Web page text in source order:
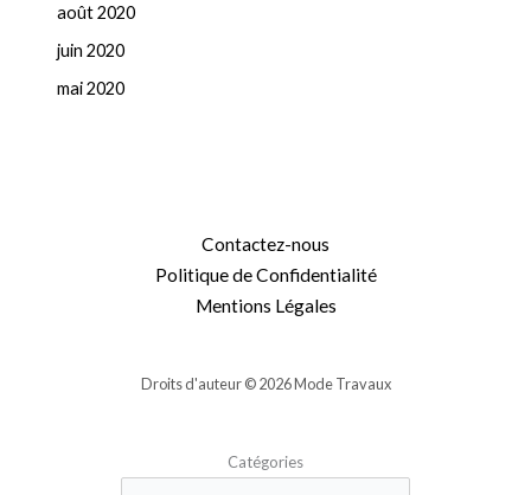
août 2020
juin 2020
mai 2020
Contactez-nous
Politique de Confidentialité
Mentions Légales
Droits d'auteur © 2026 Mode Travaux
Catégories